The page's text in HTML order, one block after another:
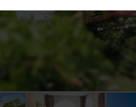
unserer Seite schneller zur Verfügung zu
erfassen wir anonymisierte Daten für
und den Effekt bestimmter Seiten unseres
Weitere Hinweise zu der Verarbeitung
in den Cookie-Einstellungenwiderrufen.
passend zu Ihren Interessen anzuzeigen.